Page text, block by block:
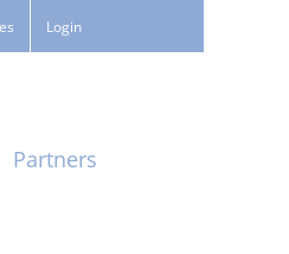
Login
Partners